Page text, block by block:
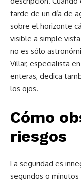
tarde de un día de
sobre el horizonte
visible a simple
no es sólo
Villar, especialista
enteras, dedica
los ojos.
Cómo
riesgos
La seguridad es
segundos o